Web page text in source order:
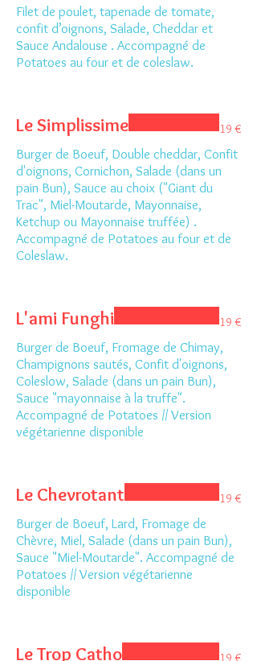
Filet de poulet, tapenade de tomate,
confit d’oignons, Salade, Cheddar et
Sauce Andalouse . Accompagné de
Potatoes au four et de coleslaw.
Le Simplissime
Burger de Boeuf, Double cheddar, Confit
d'oignons, Cornichon, Salade (dans un
pain Bun), Sauce au choix ("Giant du
Trac", Miel-Moutarde, Mayonnaise,
Ketchup ou Mayonnaise truffée) .
Accompagné de Potatoes au four et de
Coleslaw.
19 €
L'ami Funghi
Burger de Boeuf, Fromage de Chimay,
Champignons sautés, Confit d'oignons,
Coleslow, Salade (dans un pain Bun),
Sauce "mayonnaise à la truffe".
Accompagné de Potatoes // Version
végétarienne disponible
19 €
Le Chevrotant
Burger de Boeuf, Lard, Fromage de
Chèvre, Miel, Salade (dans un pain Bun),
Sauce "Miel-Moutarde". Accompagné de
Potatoes // Version végétarienne
disponible
19 €
Le Trop Catho 19 €